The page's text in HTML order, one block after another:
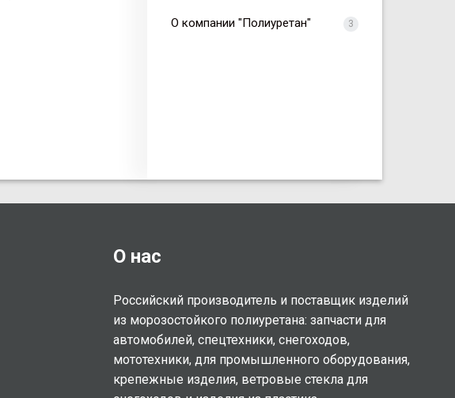
О компании "Полиуретан" 3
О нас
Российский производитель и поставщик изделий
из морозостойкого полиуретана: запчасти для
автомобилей, спецтехники, снегоходов,
мототехники, для промышленного оборудования,
крепежные изделия, ветровые стекла для